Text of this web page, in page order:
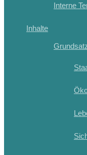
Interne
Inhalte